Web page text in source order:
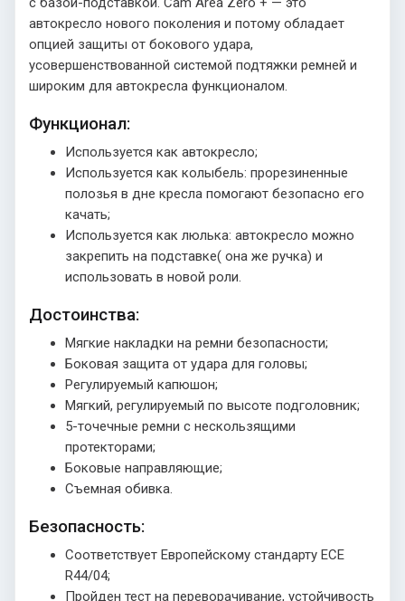
автокресло нового поколения и потому обладает
опцией защиты от бокового удара,
усовершенствованной системой подтяжки ремней и
широким для автокресла функционалом.
Функционал:
Используется как автокресло;
Используется как колыбель: прорезиненные
полозья в дне кресла помогают безопасно его
качать;
Используется как люлька: автокресло можно
закрепить на подставке( она же ручка) и
использовать в новой роли.
Достоинства:
Мягкие накладки на ремни безопасности;
Боковая защита от удара для головы;
Регулируемый капюшон;
Мягкий, регулируемый по высоте подголовник;
5-точечные ремни с нескользящими
протекторами;
Боковые направляющие;
Съемная обивка.
Безопасность:
Соответствует Европейскому стандарту ECE
R44/04;
Пройден тест на переворачивание, устойчивость